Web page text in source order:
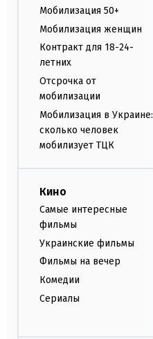
Мобилизация 50+
Мобилизация женщин
Контракт для 18-24-
летних
Отсрочка от
мобилизации
Мобилизация в Украине:
сколько человек
мобилизует ТЦК
Кино
Самые интересные
фильмы
Украинские фильмы
Фильмы на вечер
Комедии
Сериалы